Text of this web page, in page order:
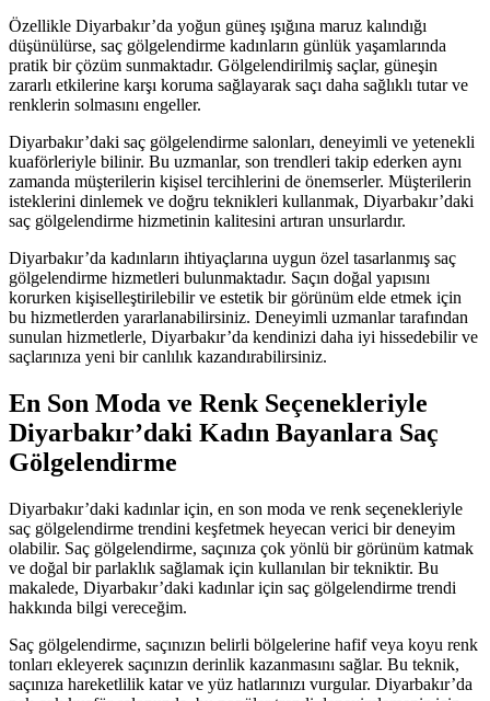
Özellikle Diyarbakır’da yoğun güneş ışığına maruz kalındığı
düşünülürse, saç gölgelendirme kadınların günlük yaşamlarında
pratik bir çözüm sunmaktadır. Gölgelendirilmiş saçlar, güneşin
zararlı etkilerine karşı koruma sağlayarak saçı daha sağlıklı tutar ve
renklerin solmasını engeller.
Diyarbakır’daki saç gölgelendirme salonları, deneyimli ve yetenekli
kuaförleriyle bilinir. Bu uzmanlar, son trendleri takip ederken aynı
zamanda müşterilerin kişisel tercihlerini de önemserler. Müşterilerin
isteklerini dinlemek ve doğru teknikleri kullanmak, Diyarbakır’daki
saç gölgelendirme hizmetinin kalitesini artıran unsurlardır.
Diyarbakır’da kadınların ihtiyaçlarına uygun özel tasarlanmış saç
gölgelendirme hizmetleri bulunmaktadır. Saçın doğal yapısını
korurken kişiselleştirilebilir ve estetik bir görünüm elde etmek için
bu hizmetlerden yararlanabilirsiniz. Deneyimli uzmanlar tarafından
sunulan hizmetlerle, Diyarbakır’da kendinizi daha iyi hissedebilir ve
saçlarınıza yeni bir canlılık kazandırabilirsiniz.
En Son Moda ve Renk Seçenekleriyle
Diyarbakır’daki Kadın Bayanlara Saç
Gölgelendirme
Diyarbakır’daki kadınlar için, en son moda ve renk seçenekleriyle
saç gölgelendirme trendini keşfetmek heyecan verici bir deneyim
olabilir. Saç gölgelendirme, saçınıza çok yönlü bir görünüm katmak
ve doğal bir parlaklık sağlamak için kullanılan bir tekniktir. Bu
makalede, Diyarbakır’daki kadınlar için saç gölgelendirme trendi
hakkında bilgi vereceğim.
Saç gölgelendirme, saçınızın belirli bölgelerine hafif veya koyu renk
tonları ekleyerek saçınızın derinlik kazanmasını sağlar. Bu teknik,
saçınıza hareketlilik katar ve yüz hatlarınızı vurgular. Diyarbakır’da